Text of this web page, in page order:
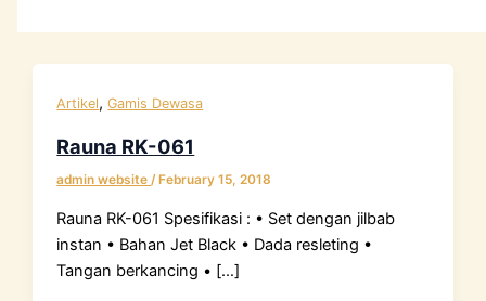
Artikel,Gamis Dewasa
Rauna RK-061
admin website/ February 15, 2018
Rauna RK-061 Spesifikasi : • Set dengan jilbab
instan • Bahan Jet Black • Dada resleting •
Tangan berkancing • […]